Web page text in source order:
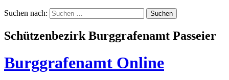
Suchen nach:
Schützenbezirk Burggrafenamt Passeier
Burggrafenamt Online